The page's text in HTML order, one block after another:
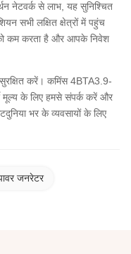
नेटवर्क से लाभ, यह सुनिश्चित
सभी लक्षित क्षेत्रों में पहुंच
को कम करता है और आपके निवेश
करें। कमिंस 4BTA3.9-
मूल्य के लिए हमसे संपर्क करें और
दुनिया भर के व्यवसायों के लिए
जनरेटर